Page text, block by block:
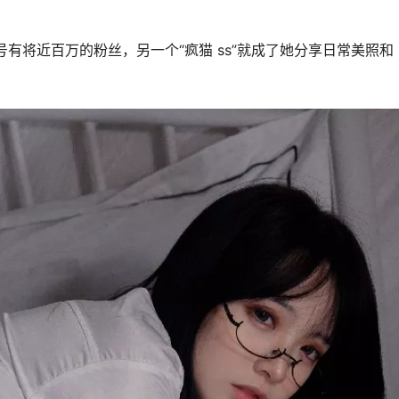
将近百万的粉丝，另一个“疯猫 ss”就成了她分享日常美照和